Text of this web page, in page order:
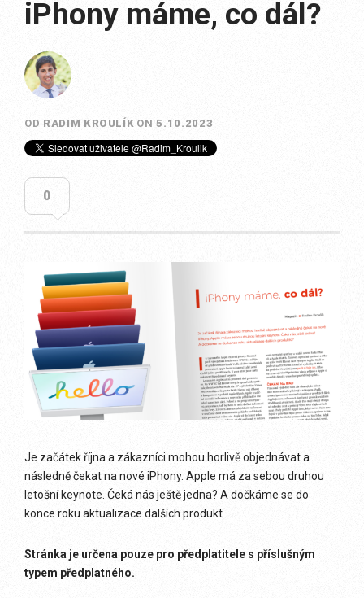
iPhony máme, co dál?
OD RADIM KROULÍK ON5.10.2023
0
Je začátek října a zákazníci mohou horlivě objednávat a
následně čekat na nové iPhony. Apple má za sebou druhou
letošní keynote. Čeká nás ještě jedna? A dočkáme se do
konce roku aktualizace dalších produkt . . .
Stránka je určena pouze pro předplatitele s příslušným
typem předplatného.